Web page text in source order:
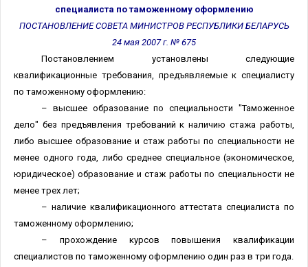
специалиста по таможенному оформлению
ПОСТАНОВЛЕНИЕ СОВЕТА МИНИСТРОВ РЕСПУБЛИКИ БЕЛАРУСЬ
24 мая 2007 г. № 675
Постановлением установлены следующие
квалификационные требования, предъявляемые к специалисту
по таможенному оформлению:
– высшее образование по специальности "Таможенное
дело" без предъявления требований к наличию стажа работы,
либо высшее образование и стаж работы по специальности не
менее одного года, либо среднее специальное (экономическое,
юридическое) образование и стаж работы по специальности не
менее трех лет;
– наличие квалификационного аттестата специалиста по
таможенному оформлению;
– прохождение курсов повышения квалификации
специалистов по таможенному оформлению один раз в три года.